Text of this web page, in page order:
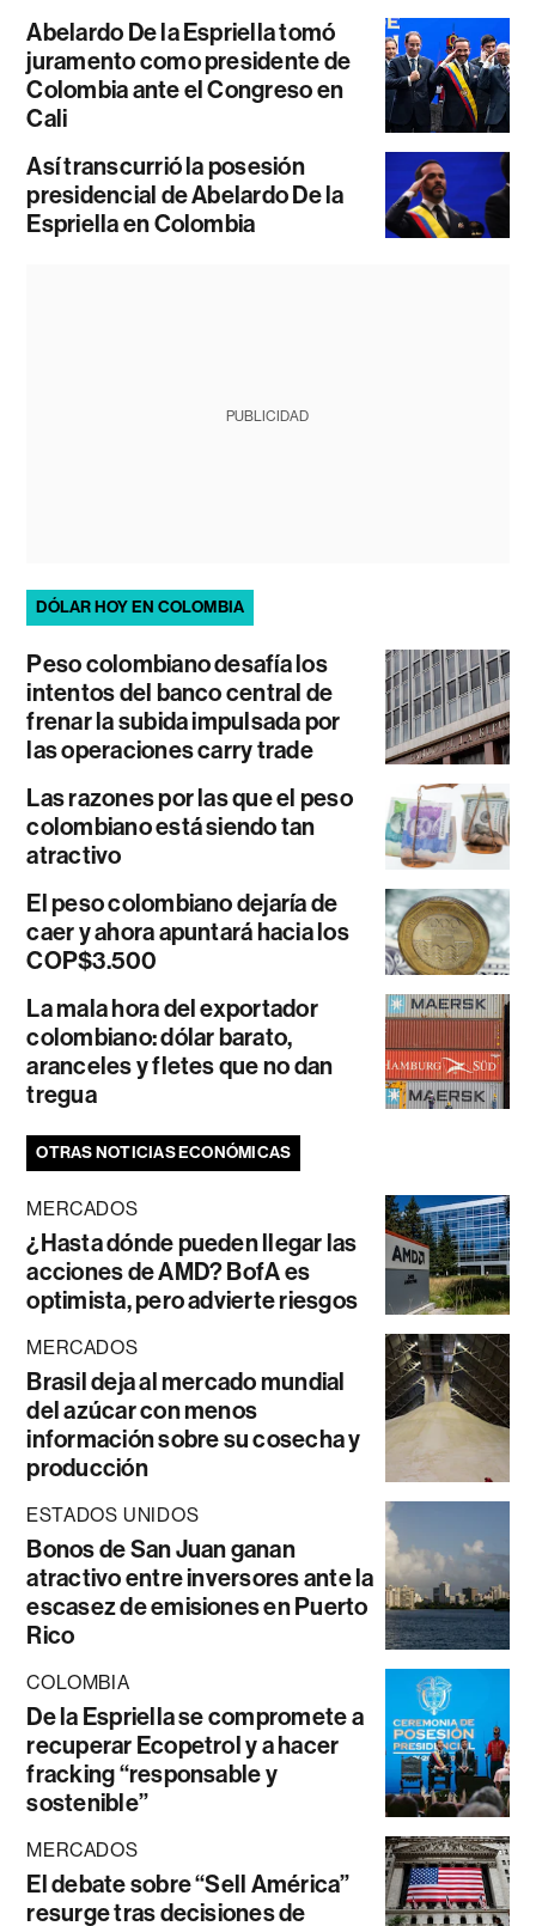
Abelardo De la Espriella tomó
juramento como presidente de
Colombia ante el Congreso en
Cali
Así transcurrió la posesión
presidencial de Abelardo De la
Espriella en Colombia
PUBLICIDAD
DÓLAR HOY EN COLOMBIA
Peso colombiano desafía los
intentos del banco central de
frenar la subida impulsada por
las operaciones carry trade
Las razones por las que el peso
colombiano está siendo tan
atractivo
El peso colombiano dejaría de
caer y ahora apuntará hacia los
COP$3.500
La mala hora del exportador
colombiano: dólar barato,
aranceles y fletes que no dan
tregua
OTRAS NOTICIAS ECONÓMICAS
MERCADOS
¿Hasta dónde pueden llegar las
acciones de AMD? BofA es
optimista, pero advierte riesgos
MERCADOS
Brasil deja al mercado mundial
del azúcar con menos
información sobre su cosecha y
producción
ESTADOS UNIDOS
Bonos de San Juan ganan
atractivo entre inversores ante la
escasez de emisiones en Puerto
Rico
COLOMBIA
De la Espriella se compromete a
recuperar Ecopetrol y a hacer
fracking “responsable y
sostenible”
MERCADOS
El debate sobre “Sell América”
resurge tras decisiones de